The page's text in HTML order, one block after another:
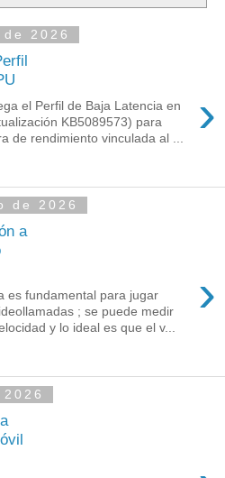
2026
›
el Perfil de Baja Latencia en
KB5089573) para
de rendimiento vinculada al ...
de 2026
a
›
es fundamental para jugar
; se puede medir
y lo ideal es que el v...